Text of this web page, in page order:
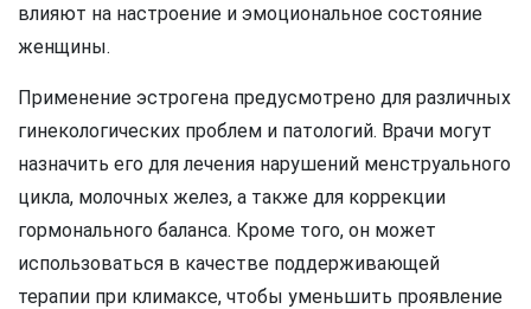
влияют на настроение и эмоциональное состояние
женщины.
Применение эстрогена предусмотрено для различных
гинекологических проблем и патологий. Врачи могут
назначить его для лечения нарушений менструального
цикла, молочных желез, а также для коррекции
гормонального баланса. Кроме того, он может
использоваться в качестве поддерживающей
терапии при климаксе, чтобы уменьшить проявление